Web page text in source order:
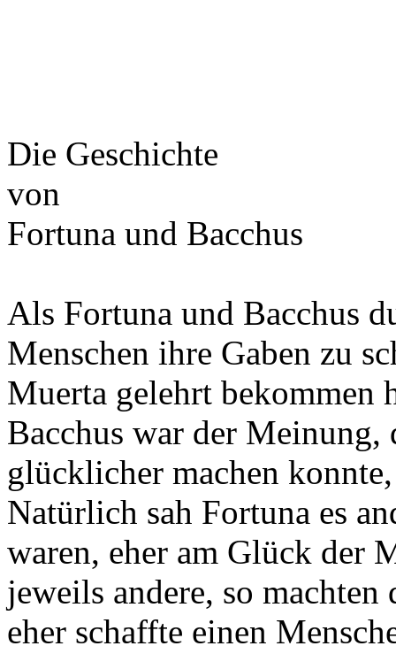
Die Geschichte
von
Fortuna und Bacchus
Als Fortuna und Bacchus
Menschen ihre Gaben zu
Muerta gelehrt bekommen
Bacchus war der Meinung,
glücklicher machen
Natürlich sah Fortuna es
waren, eher am Glück der
jeweils andere, so machten
eher schaffte einen